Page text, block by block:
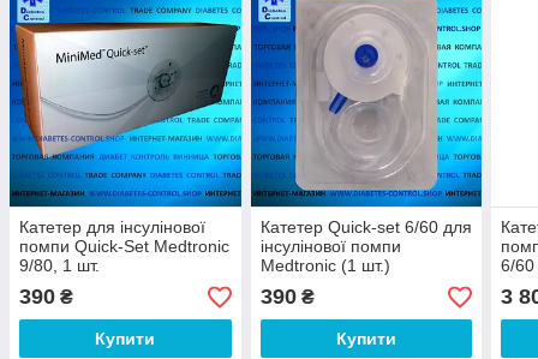
Катетер для інсулінової
помпи Quick-Set Medtronic
9/80, 1 шт.
390 ₴
Купити
Катетер Quick-set 6/60 для
інсулінової помпи
Medtronic (1 шт.)
390₴
Купити
6/60
шт.
3